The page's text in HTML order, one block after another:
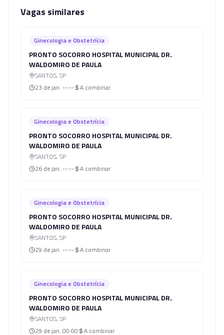
Vagas similares
Ginecologia e Obstetrícia
PRONTO SOCORRO HOSPITAL MUNICIPAL DR.
WALDOMIRO DE PAULA
SANTOS, SP
23 de jan. --:-- A combinar
Ginecologia e Obstetrícia
PRONTO SOCORRO HOSPITAL MUNICIPAL DR.
WALDOMIRO DE PAULA
SANTOS, SP
26 de jan. --:-- A combinar
Ginecologia e Obstetrícia
PRONTO SOCORRO HOSPITAL MUNICIPAL DR.
WALDOMIRO DE PAULA
SANTOS, SP
29 de jan. --:-- A combinar
Ginecologia e Obstetrícia
PRONTO SOCORRO HOSPITAL MUNICIPAL DR.
WALDOMIRO DE PAULA
SANTOS, SP
29 de jan. 00:00 A combinar